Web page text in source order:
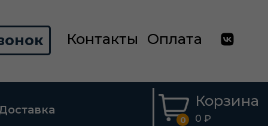
Контакты Оплата
0
Корзина
0 ₽